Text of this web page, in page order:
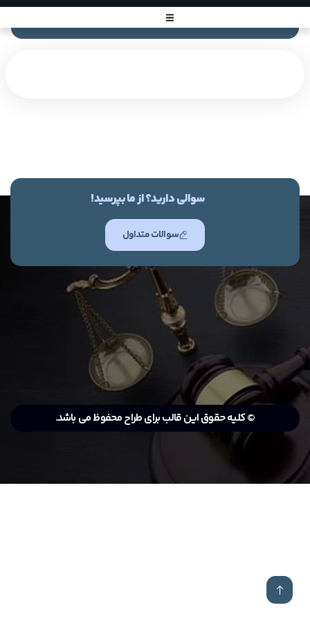
سوالی دارید؟ از ما بپرسید!
سوالات متداول
© کلیه حقوق این قالب برای طراح محفوظ می باشد.